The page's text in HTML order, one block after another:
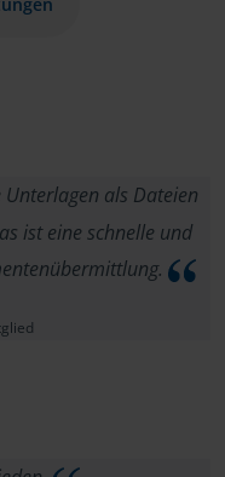
als Dateien
ist eine schnelle und